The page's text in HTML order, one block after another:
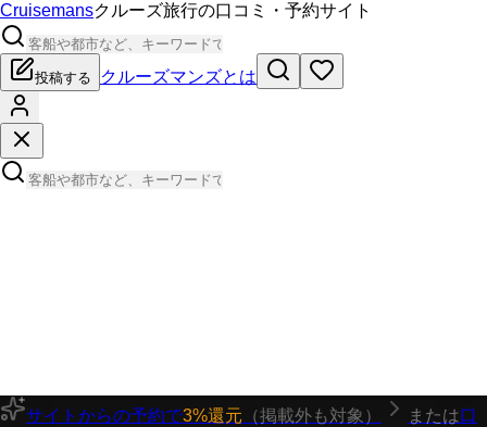
Cruisemansクルーズ旅行の口コミ・予約サイト
投稿する クルーズマンズとは
サイトからの予約で3%還元 （掲載外も対象） または口